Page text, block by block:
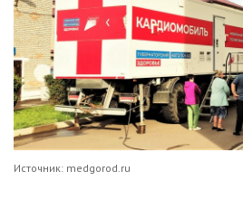
Источник: medgorod.ru